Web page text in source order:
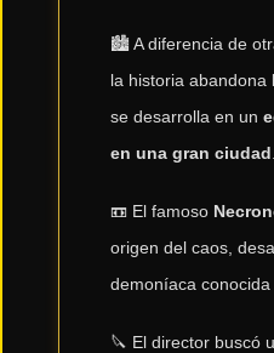
Tendencias
🏙️ A diferencia de
la historia abandona
se desarrolla en un
en una gran ciudad
📼 El famoso
origen del caos,
demoníaca conocida
🔪 El director buscó